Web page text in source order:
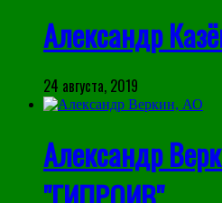
Александр
24 августа, 2019
Александр